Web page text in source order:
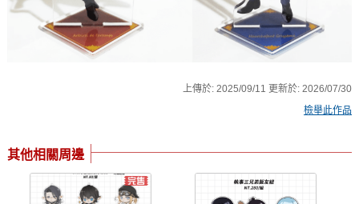
上傳於:2025/09/11 更新於:2026/07/30
檢舉此作品
其他相關周邊